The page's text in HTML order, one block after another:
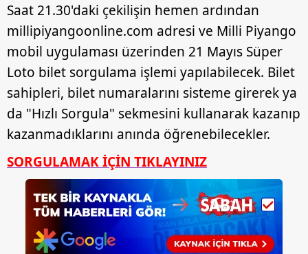
kılınması ve kişiselleştirilmesi ve sizlere yönelik
reklam/pazarlama faaliyetlerinin yapılması, amaçlarıyla
sınırlı olarak açık rızanız dahilinde kullanılacaktır.
Çerezlere ilişkin tercihlerinizi aşağıda yer alan panel
vasıtasıyla belirleyebilirsiniz. Çerezlere ilişkin detaylı bilgi
için Ayarlar butonuna tıklayabilir,
Çerez Bilgilendirme
Metnimiziziyaret edebilirsiniz.
6698 sayılı Kişisel Verilerin Korunması Kanunu uyarınca
hazırlanmış Aydınlatma Metnimizi okumak ve sitemizde
ilgili mevzuata uygun olarak kullanılan çerezlerle ilgili bilgi
almak için lütfentıklayınız.
Saat 21.30'daki çekilişin hemen ardından
millipiyangoonline.com adresi ve Milli Piyango
mobil uygulaması üzerinden 21 Mayıs Süper
Loto bilet sorgulama işlemi yapılabilecek. Bilet
sahipleri, bilet numaralarını sisteme girerek ya
da "Hızlı Sorgula" sekmesini kullanarak kazanıp
kazanmadıklarını anında öğrenebilecekler.
SORGULAMAK İÇİN TIKLAYINIZ